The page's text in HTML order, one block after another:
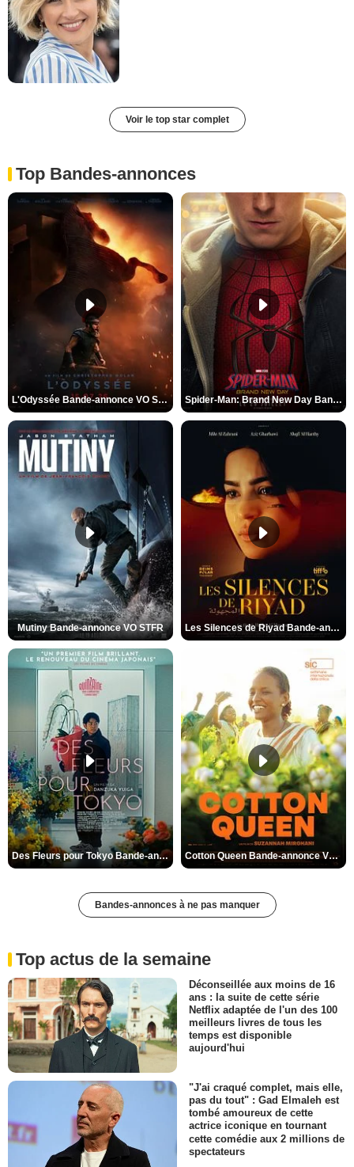
Voir le top star complet
Top Bandes-annonces
L'Odyssée Bande-annonce VO STFR Spider-Man: Brand New Day Bande-annonce VO STFR
Mutiny Bande-annonce VO STFR Les Silences de Riyad Bande-annonce VO STFR
Des Fleurs pour Tokyo Bande-annonce VO STFR Cotton Queen Bande-annonce VO STFR
Bandes-annonces à ne pas manquer
Top actus de la semaine
Déconseillée aux moins de 16
ans : la suite de cette série
Netflix adaptée de l'un des 100
meilleurs livres de tous les
temps est disponible
aujourd'hui
"J'ai craqué complet, mais elle,
pas du tout" : Gad Elmaleh est
tombé amoureux de cette
actrice iconique en tournant
cette comédie aux 2 millions de
spectateurs